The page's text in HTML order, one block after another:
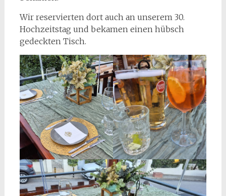
Wir reservierten dort auch an unserem 30.
Hochzeitstag und bekamen einen hübsch
gedeckten Tisch.